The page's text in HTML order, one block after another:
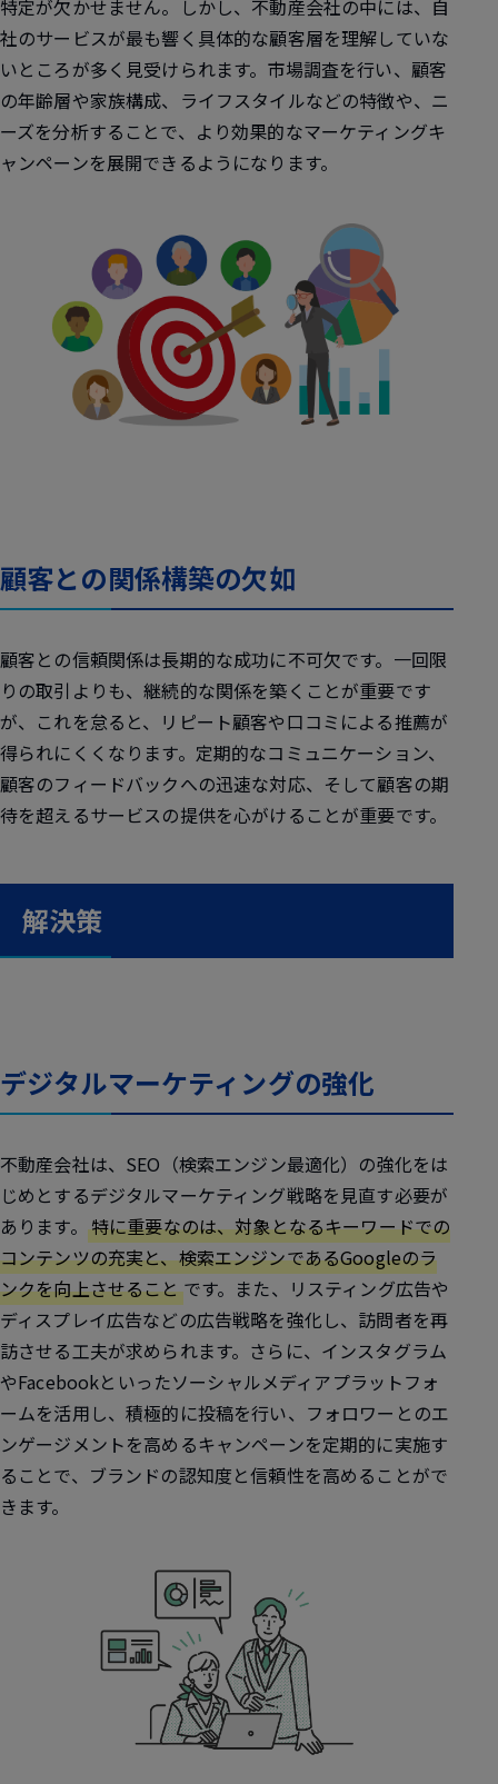
特定が欠かせません。しかし、不動産会社の中には、自
社のサービスが最も響く具体的な顧客層を理解していな
いところが多く見受けられます。市場調査を行い、顧客
の年齢層や家族構成、ライフスタイルなどの特徴や、ニ
ーズを分析することで、より効果的なマーケティングキ
ャンペーンを展開できるようになります。
顧客との関係構築の欠如
顧客との信頼関係は長期的な成功に不可欠です。一回限
りの取引よりも、継続的な関係を築くことが重要です
が、これを怠ると、リピート顧客や口コミによる推薦が
得られにくくなります。定期的なコミュニケーション、
顧客のフィードバックへの迅速な対応、そして顧客の期
待を超えるサービスの提供を心がけることが重要です。
解決策
デジタルマーケティングの強化
不動産会社は、SEO（検索エンジン最適化）の強化をは
じめとするデジタルマーケティング戦略を見直す必要が
あります。 特に重要なのは、対象となるキーワードでの
コンテンツの充実と、検索エンジンであるGoogleのラ
ンクを向上させることです。また、リスティング広告や
ディスプレイ広告などの広告戦略を強化し、訪問者を再
訪させる工夫が求められます。さらに、インスタグラム
やFacebookといったソーシャルメディアプラットフォ
ームを活用し、積極的に投稿を行い、フォロワーとのエ
ンゲージメントを高めるキャンペーンを定期的に実施す
ることで、ブランドの認知度と信頼性を高めることがで
きます。